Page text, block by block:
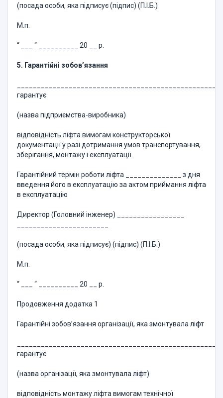
(посада особи, яка підписує (підпис) (П.І.Б.)
М.п.
“ ___ “ __________ 20 __ р.
5. Гарантійні зобов’язання
гарантує
(назва підприємства-виробника)
відповідність ліфта вимогам конструкторської
документації у разі дотримання умов транспортування,
зберігання, монтажу і експлуатації.
Гарантійний термін роботи ліфта ______________ з дня
введення його в експлуатацію за актом приймання ліфта
в експлуатацію
Директор (Головний інженер) _________________
(посада особи, яка підписує) (підпис) (П.І.Б.)
М.п.
“ ___ “ __________ 20 __ р.
Продовження додатка 1
Гарантійні зобов’язання організації, яка змонтувала ліфт
гарантує
(назва організації, яка змонтувала ліфт)
відповідність монтажу ліфта вимогам технічної